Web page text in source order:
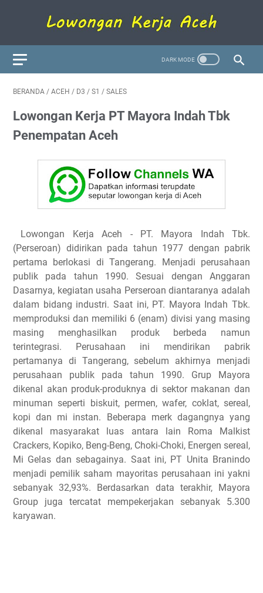
BERANDA / ACEH / D3 / S1 / SALES
Lowongan Kerja PT Mayora Indah Tbk
Penempatan Aceh
Lowongan Kerja Aceh - PT. Mayora Indah Tbk.
(Perseroan) didirikan pada tahun 1977 dengan pabrik
pertama berlokasi di Tangerang. Menjadi perusahaan
publik pada tahun 1990. Sesuai dengan Anggaran
Dasarnya, kegiatan usaha Perseroan diantaranya adalah
dalam bidang industri. Saat ini, PT. Mayora Indah Tbk.
memproduksi dan memiliki 6 (enam) divisi yang masing
masing menghasilkan produk berbeda namun
terintegrasi. Perusahaan ini mendirikan pabrik
pertamanya di Tangerang, sebelum akhirnya menjadi
perusahaan publik pada tahun 1990. Grup Mayora
dikenal akan produk-produknya di sektor makanan dan
minuman seperti biskuit, permen, wafer, coklat, sereal,
kopi dan mi instan. Beberapa merk dagangnya yang
dikenal masyarakat luas antara lain Roma Malkist
Crackers, Kopiko, Beng-Beng, Choki-Choki, Energen sereal,
Mi Gelas dan sebagainya. Saat ini, PT Unita Branindo
menjadi pemilik saham mayoritas perusahaan ini yakni
sebanyak 32,93%. Berdasarkan data terakhir, Mayora
Group juga tercatat mempekerjakan sebanyak 5.300
karyawan.